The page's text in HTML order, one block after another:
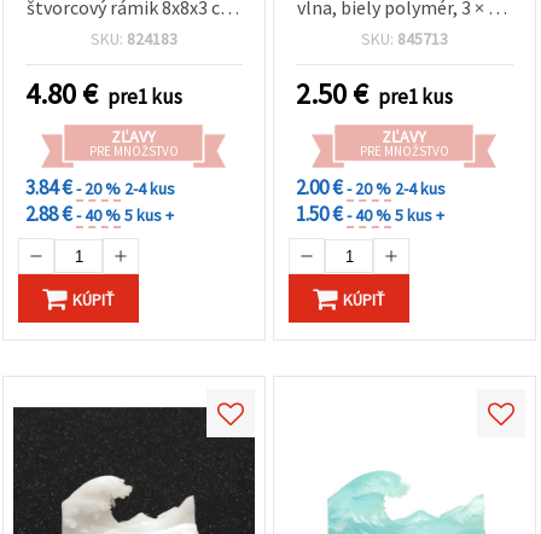
štvorcový rámik 8x8x3 cm,
hotová veľkosť 8x8x2 cm
SKU: 824183
4.80€ pre1 kus
ZĽAVY
PRE MNOŽSTVO
3.84 €- 20 % 2-4 kus
2.88 €- 40 %5 kus +
KÚPIŤ
vlna, biely polymér, 3 × 1,4
× 1,9 cm – na zalievanie do
vlny pre DIY resin art,
šperky, prívesky a
kreatívne tvorenie
SKU: 845713
2.50€ pre1 kus
ZĽAVY
PRE MNOŽSTVO
2.00 €- 20 % 2-4 kus
1.50 €- 40 %5 kus +
KÚPIŤ